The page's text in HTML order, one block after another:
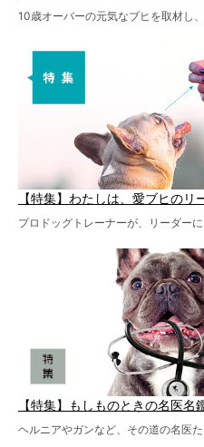
10歳オーバーの元気なブヒを取材し
【特集】わたしは、愛ブヒのリ
プロドッグトレーナーが、リーダー
【特集】もしものときの名医名
ヘルニアやガンなど、その道の名医た